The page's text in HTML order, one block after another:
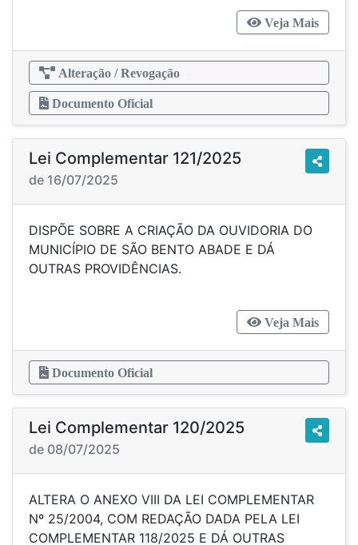
Veja Mais
Alteração / Revogação
Documento Oficial
Lei Complementar 121/2025
de 16/07/2025
DISPÕE SOBRE A CRIAÇÃO DA OUVIDORIA DO
MUNICÍPIO DE SÃO BENTO ABADE E DÁ
OUTRAS PROVIDÊNCIAS.
Veja Mais
Documento Oficial
Lei Complementar 120/2025
de 08/07/2025
ALTERA O ANEXO VIII DA LEI COMPLEMENTAR
Nº 25/2004, COM REDAÇÃO DADA PELA LEI
COMPLEMENTAR 118/2025 E DÁ OUTRAS